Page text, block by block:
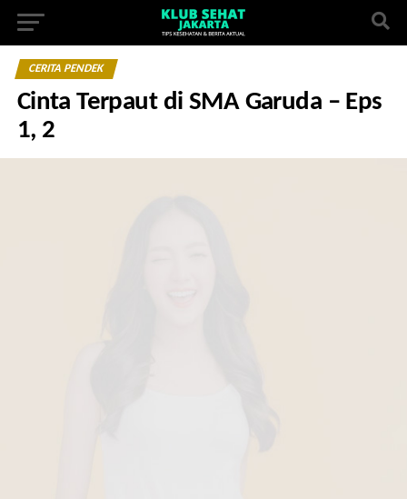
CERITA PENDEK
Cinta Terpaut di SMA Garuda – Eps
1, 2